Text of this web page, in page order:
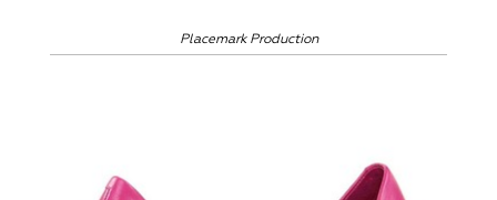
Placemark Production